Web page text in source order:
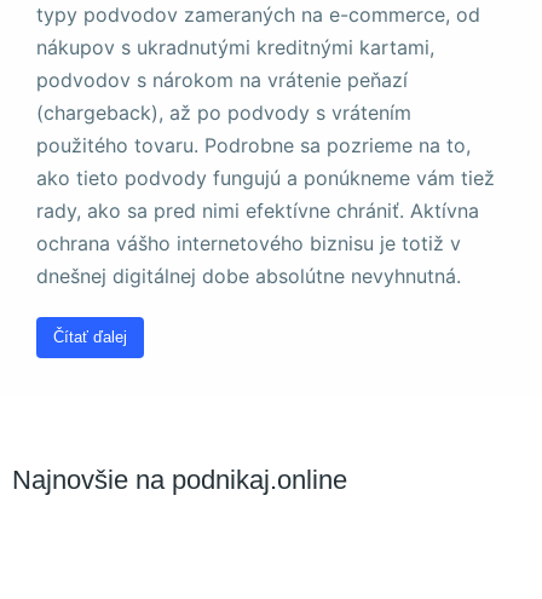
typy podvodov zameraných na e-commerce, od
nákupov s ukradnutými kreditnými kartami,
podvodov s nárokom na vrátenie peňazí
(chargeback), až po podvody s vrátením
použitého tovaru. Podrobne sa pozrieme na to,
ako tieto podvody fungujú a ponúkneme vám tiež
rady, ako sa pred nimi efektívne chrániť. Aktívna
ochrana vášho internetového biznisu je totiž v
dnešnej digitálnej dobe absolútne nevyhnutná.
Čítať ďalej
Najnovšie na podnikaj.online
Štatistiky
Aby sme
mohli
zlepšiť
funkčnosť
a štruktúru
webovej
stránky na
spôsobu
používania
stránky.
stránka počas